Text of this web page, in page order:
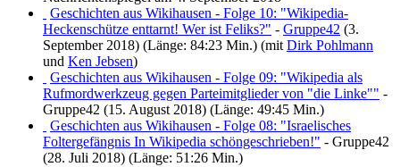
Geschichten aus Wikihausen - Folge 10: "Wikipedia-
Heckenschütze enttarnt! Wer ist Feliks?" - Gruppe42 (3.
September 2018) (Länge: 84:23 Min.) (mit Dirk Pohlmann
und Ken Jebsen)
Geschichten aus Wikihausen - Folge 09: "Wikipedia als
Rufmordwerkzeug gegen Parteimitglieder von "die Linke"" -
Gruppe42 (15. August 2018) (Länge: 49:45 Min.)
Geschichten aus Wikihausen - Folge 08: "Israelisches
Foltergefängnis In Wikipedia schöngeschrieben!" - Gruppe42
(28. Juli 2018) (Länge: 51:26 Min.)